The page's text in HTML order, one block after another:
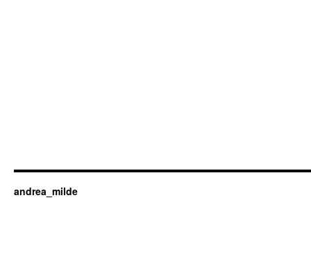
andrea_milde